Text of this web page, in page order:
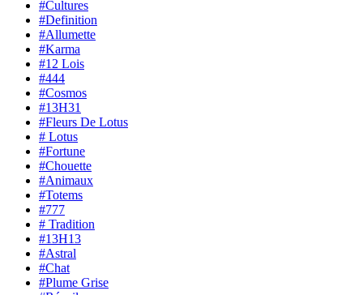
#Cultures
#Definition
#Allumette
#Karma
#12 Lois
#444
#Cosmos
#13H31
#Fleurs De Lotus
# Lotus
#Fortune
#Chouette
#Animaux
#Totems
#777
# Tradition
#13H13
#Astral
#Chat
#Plume Grise